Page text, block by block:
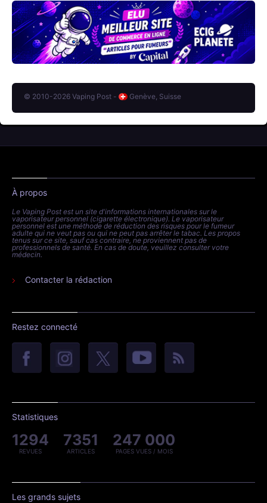
© 2010-2026 Vaping Post - Genève, Suisse
À propos
Le Vaping Post est un site d'informations internationales sur le
vaporisateur personnel (cigarette électronique). Le vaporisateur
personnel est une méthode de réduction des risques pour le fumeur
adulte qui ne veut pas ou qui ne peut pas arrêter le tabac. Les propos
tenus sur ce site, sauf cas contraire, ne proviennent pas de
professionnels de santé. En cas de doute, veuillez consulter votre
médecin.
Contacter la rédaction
Restez connecté
Statistiques
1294
REVUES
7351
ARTICLES
247 000
PAGES VUES / MOIS
Les grands sujets